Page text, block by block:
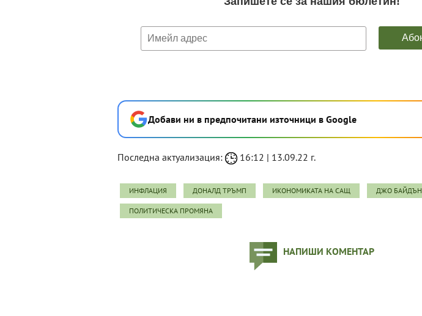
Добави ни в предпочитани източници в Google
Последна актуализация: 16:12 | 13.09.22 г.
ИНФЛАЦИЯ ДОНАЛД ТРЪМП ИКОНОМИКАТА НА САЩ ДЖО БАЙДЪН
ПОЛИТИЧЕСКА ПРОМЯНА
НАПИШИ КОМЕНТАР